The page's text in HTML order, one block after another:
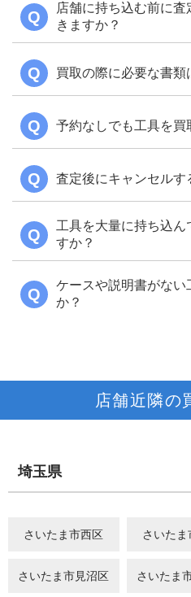
Q
店舗に持ち込む前に
きますか？
Q 買取の際に必要な書類
Q 予約なしでも工具を買
お電話
Q 査定後にキャンセルす
Q
工具を大量に持ち込ん
すか？
Q
ケースや説明書がない
か？
店舗近隣の
埼玉県
さいたま市西区 さいた
さいたま市見沼区 さいたま